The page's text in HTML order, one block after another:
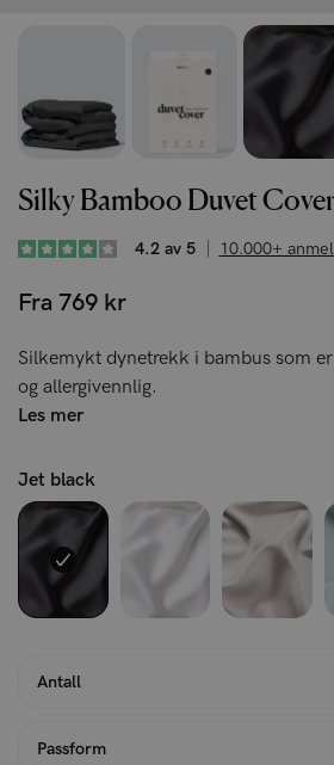
Silky Bamboo Duvet
4.2 av 5 10.000+
Fra 769 kr
Silkemykt dynetrekk i bambus som
og allergivennlig.
Les mer
Jet black
Antall
Passform